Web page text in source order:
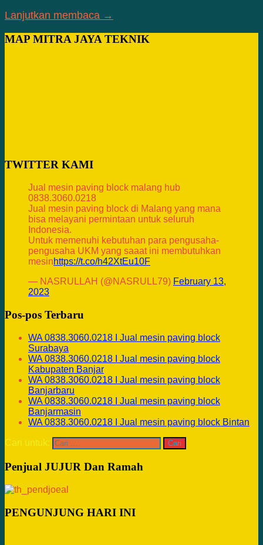
Lanjutkan membaca →
MAP MITRA JAYA TEKNIK
TWITTER KAMI
Jual mesin paving block malang hub
0838.3060.0218
Jual mesin paving block di Malang yang mana
bisa melayani permintaan untuk seluruh
Indonesia.
Untuk memenuhi kebutuhan para pengusaha-
pengusaha UKM yang saaat ini membutuhkan
mesinhttps://t.co/h42XtEu10F
— NASRULLAH (@NASRULL79) February 13,
2023
Pos-pos Terbaru
WA 0838.3060.0218 I Jual mesin paving block
Surabaya
WA 0838.3060.0218 I Jual mesin paving block
Kabupaten Banjar
WA 0838.3060.0218 I Jual mesin paving block
Banjarbaru
WA 0838.3060.0218 I Jual mesin paving block
Banjarmasin
WA 0838.3060.0218 I Jual mesin paving block Bintan
Cari untuk:
Penjual JUJUR Dan Ramah
PENGUNJUNG HARI INI